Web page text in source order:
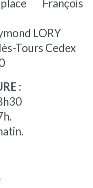
François
LORY
Tours Cedex
: